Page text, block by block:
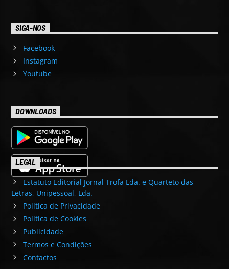
SIGA-NOS
Facebook
Instagram
Youtube
DOWNLOADS
LEGAL
Estatuto Editorial Jornal Trofa Lda. e Quarteto das
Letras, Unipessoal, Lda.
Política de Privacidade
Política de Cookies
Publicidade
Termos e Condições
Contactos